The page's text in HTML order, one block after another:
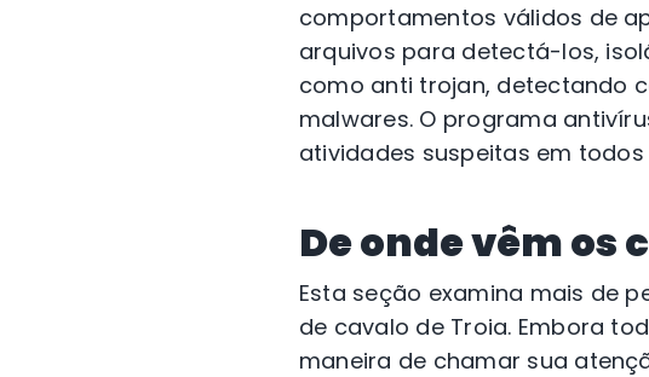
comportamentos válidos de
arquivos para detectá-los,
como anti trojan, detectando
malwares. O programa
atividades suspeitas em
De onde vêm os
Esta seção examina mais de
de cavalo de Troia. Embora
maneira de chamar sua